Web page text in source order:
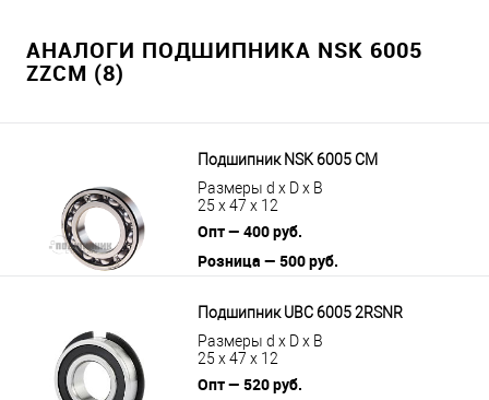
АНАЛОГИ ПОДШИПНИКА NSK 6005
ZZCM (8)
Подшипник NSK 6005 CM
Размеры d x D x B
25 x 47 x 12
Опт — 400 руб.
Розница — 500 руб.
Подшипник UBC 6005 2RSNR
Размеры d x D x B
25 x 47 x 12
Опт — 520 руб.